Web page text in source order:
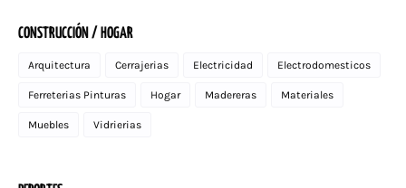
CONSTRUCCIÓN / HOGAR
Arquitectura Cerrajerias Electricidad Electrodomesticos
Ferreterias Pinturas Hogar Madereras Materiales
Muebles Vidrierias